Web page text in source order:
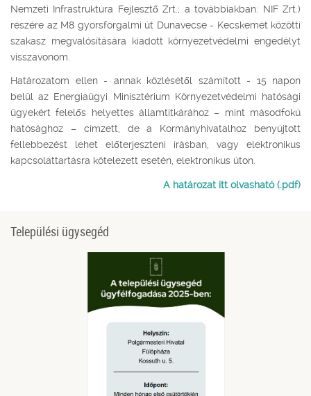
Nemzeti Infrastruktúra Fejlesztő Zrt.; a továbbiakban: NIF Zrt.)
részére az M8 gyorsforgalmi út Dunavecse - Kecskemét közötti
szakasz megvalósítására kiadott környezetvédelmi engedélyt
visszavonom.
Határozatom ellen - annak közlésétől számított - 15 napon
belül az Energiaügyi Minisztérium Környezetvédelmi hatósági
ügyekért felelős helyettes államtitkárához – mint másodfokú
hatósághoz – címzett, de a Kormányhivatalhoz benyújtott
fellebbezést lehet előterjeszteni írásban, vagy elektronikus
kapcsolattartásra kötelezett esetén, elektronikus úton.
A határozat itt olvasható (.pdf)
Települési ügysegéd